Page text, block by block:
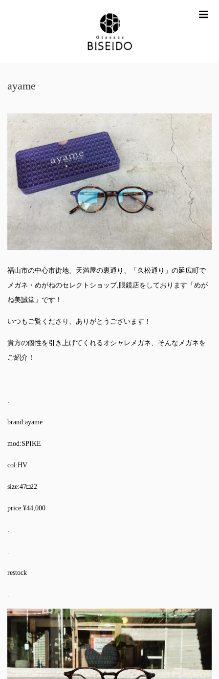
ayame
福山市の中心市街地、天満屋の裏通り、「久松通り」の延広町で
メガネ・めがねのセレクトショップ,眼鏡店をしております「めが
ね美誠堂」です！
いつもご覧くださり、ありがとうございます！
貴方の個性を引き上げてくれるオシャレメガネ、そんなメガネを
ご紹介！
.
.
brand:ayame
mod:SPIKE
col:HV
size:47□22
price:¥44,000
.
.
restock
.